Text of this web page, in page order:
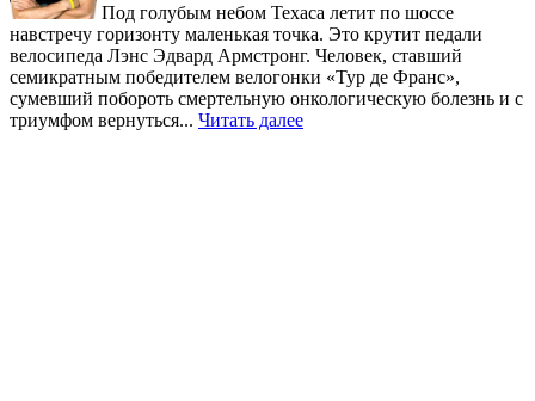
Под голубым небом Техаса летит по шоссе
навстречу горизонту маленькая точка. Это крутит педали
велосипеда Лэнс Эдвард Армстронг. Человек, ставший
семикратным победителем велогонки «Тур де Франс»,
сумевший побороть смертельную онкологическую болезнь и с
триумфом вернуться... Читать далее